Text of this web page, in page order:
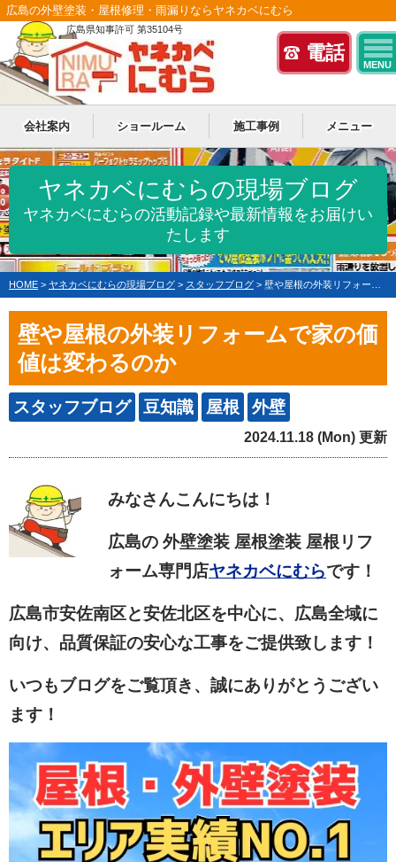
電話
MENU
広島の外壁塗装・屋根修理・雨漏りならヤネカベにむら
広島県知事許可 第35104号
会社案内 ショールーム 施工事例 メニュー
ヤネカベにむらの現場ブログ
ヤネカベにむらの活動記録や最新情報をお届けい
たします
HOME > ヤネカベにむらの現場ブログ > スタッフブログ > 壁や屋根の外装リフォームで家の価値は変わるのか
壁や屋根の外装リフォームで家の価
値は変わるのか
スタッフブログ 豆知識 屋根 外壁
2024.11.18 (Mon) 更新
みなさんこんにちは！
広島の 外壁塗装 屋根塗装 屋根リフ
ォーム専門店ヤネカベにむらです！
広島市安佐南区と安佐北区を中心に、広島全域に
向け、品質保証の安心な工事をご提供致します！
いつもブログをご覧頂き、誠にありがとうござい
ます！